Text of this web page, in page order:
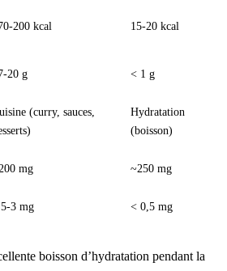
200 kcal 15-20 kcal
20 g < 1 g
(curry, sauces,
Hydratation
(boisson)
mg ~250 mg
3 mg < 0,5 mg
boisson d’hydratation pendant la